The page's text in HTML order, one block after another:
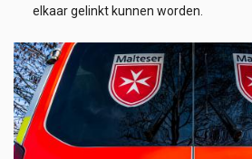
elkaar gelinkt kunnen worden.